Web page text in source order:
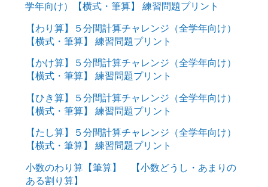
学年向け）【横式・筆算】 練習問題プリント
【わり算】５分間計算チャレンジ（全学年向け）
【横式・筆算】 練習問題プリント
【かけ算】５分間計算チャレンジ（全学年向け）
【横式・筆算】 練習問題プリント
【ひき算】５分間計算チャレンジ（全学年向け）
【横式・筆算】 練習問題プリント
【たし算】５分間計算チャレンジ（全学年向け）
【横式・筆算】 練習問題プリント
小数のわり算【筆算】 【小数どうし・あまりの
ある割り算】